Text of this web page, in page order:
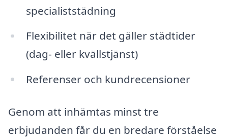
specialiststädning
Flexibilitet när det gäller städtider
(dag- eller kvällstjänst)
Referenser och kundrecensioner
Genom att inhämtas minst tre
erbjudanden får du en bredare förståelse